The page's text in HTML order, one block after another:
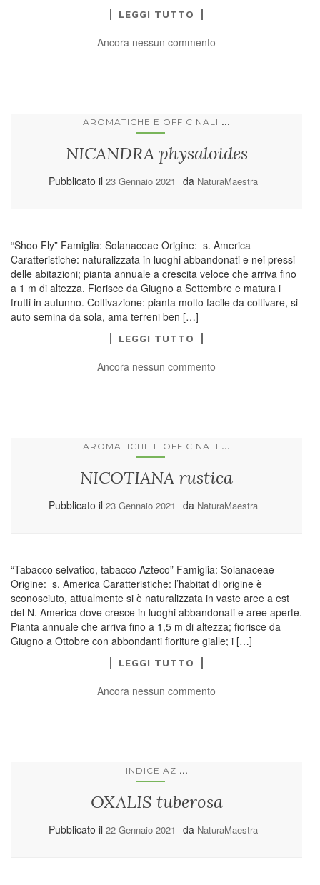
LEGGI TUTTO
Ancora nessun commento
AROMATICHE E OFFICINALI ...
NICANDRA physaloides
Pubblicato il 23 Gennaio 2021 da NaturaMaestra
“Shoo Fly” Famiglia: Solanaceae Origine: s. America
Caratteristiche: naturalizzata in luoghi abbandonati e nei pressi
delle abitazioni; pianta annuale a crescita veloce che arriva fino
a 1 m di altezza. Fiorisce da Giugno a Settembre e matura i
frutti in autunno. Coltivazione: pianta molto facile da coltivare, si
auto semina da sola, ama terreni ben […]
LEGGI TUTTO
Ancora nessun commento
AROMATICHE E OFFICINALI ...
NICOTIANA rustica
Pubblicato il 23 Gennaio 2021 da NaturaMaestra
“Tabacco selvatico, tabacco Azteco” Famiglia: Solanaceae
Origine: s. America Caratteristiche: l’habitat di origine è
sconosciuto, attualmente si è naturalizzata in vaste aree a est
del N. America dove cresce in luoghi abbandonati e aree aperte.
Pianta annuale che arriva fino a 1,5 m di altezza; fiorisce da
Giugno a Ottobre con abbondanti fioriture gialle; i […]
LEGGI TUTTO
Ancora nessun commento
INDICE AZ ...
OXALIS tuberosa
Pubblicato il 22 Gennaio 2021 da NaturaMaestra